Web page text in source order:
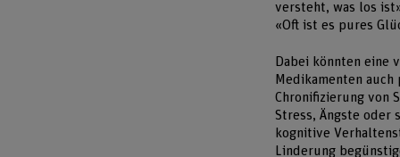
versteht, was los
«Oft ist es pures
Dabei könnten
Medikamenten
Chronifizierung von
Stress, Ängste oder
kognitive
Linderung